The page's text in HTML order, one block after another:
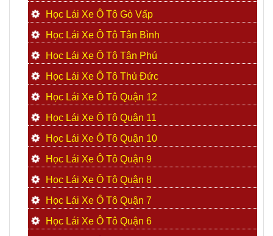
Học Lái Xe Ô Tô Gò Vấp
Học Lái Xe Ô Tô Tân Bình
Học Lái Xe Ô Tô Tân Phú
Học Lái Xe Ô Tô Thủ Đức
Học Lái Xe Ô Tô Quận 12
Học Lái Xe Ô Tô Quận 11
Học Lái Xe Ô Tô Quận 10
Học Lái Xe Ô Tô Quận 9
Học Lái Xe Ô Tô Quận 8
Học Lái Xe Ô Tô Quận 7
Học Lái Xe Ô Tô Quận 6